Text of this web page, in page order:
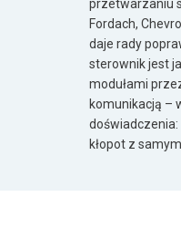
przetwarzaniu
Fordach,
daje rady
sterownik jest
modułami
komunikacją –
kłopot z